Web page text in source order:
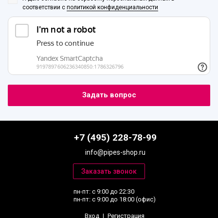
соответствии с политикой конфиденциальности
+7 (495) 228-78-99
info@pipes-shop.ru
пн-пт: с 9:00 до 22:30
пн-пт: с 9:00 до 18:00 (офис)
Вход | Регистрация